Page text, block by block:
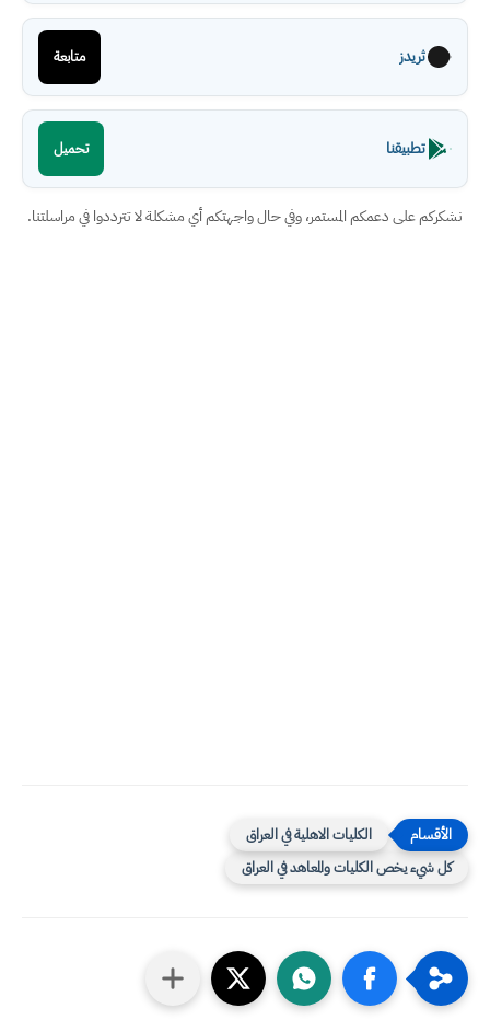
ثريدز متابعة
تطبيقنا تحميل
نشكركم على دعمكم المستمر، وفي حال واجهتكم أي مشكلة لا تترددوا في مراسلتنا.
الكليات الاهلية في العراق
كل شيء يخص الكليات والمعاهد في العراق